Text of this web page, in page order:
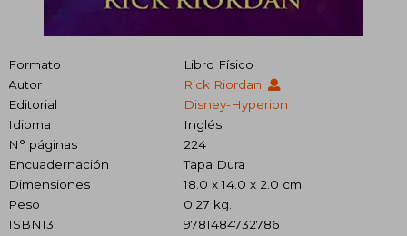
Formato
Libro Físico
Autor
Rick Riordan
Editorial
Disney-Hyperion
Idioma
Inglés
N° páginas
224
Encuadernación
Tapa Dura
Dimensiones
18.0 x 14.0 x 2.0 cm
Peso
0.27 kg.
ISBN13
9781484732786